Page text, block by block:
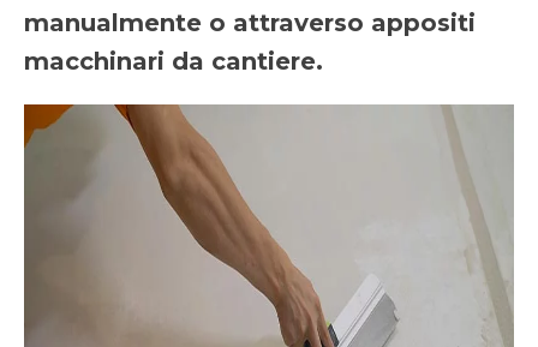
manualmente o attraverso appositi
macchinari da cantiere.